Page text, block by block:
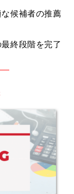
候補者の推薦
終段階を完了